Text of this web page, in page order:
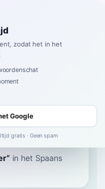
” in het Spaans
zodat het in het
Google
gratis · Geen spam